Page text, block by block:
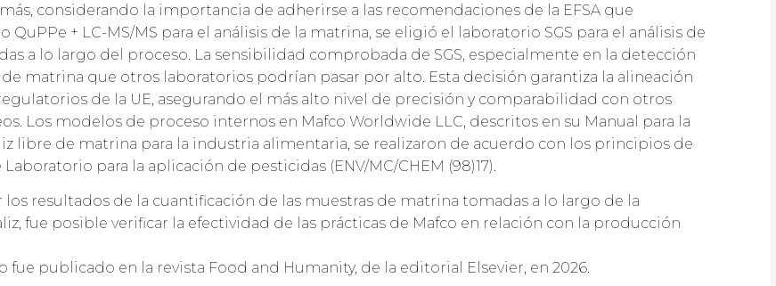
considerando la importancia de adherirse a las recomendaciones de la EFSA que
QuPPe + LC-MS/MS para el análisis de la matrina, se eligió el laboratorio SGS para el análisis de
a lo largo del proceso. La sensibilidad comprobada de SGS, especialmente en la detección
matrina que otros laboratorios podrían pasar por alto. Esta decisión garantiza la alineación
de la UE, asegurando el más alto nivel de precisión y comparabilidad con otros
Los modelos de proceso internos en Mafco Worldwide LLC, descritos en su Manual para la
libre de matrina para la industria alimentaria, se realizaron de acuerdo con los principios de
Laboratorio para la aplicación de pesticidas (ENV/MC/CHEM (98)17).
los resultados de la cuantificación de las muestras de matrina tomadas a lo largo de la
fue posible verificar la efectividad de las prácticas de Mafco en relación con la producción
fue publicado en la revista Food and Humanity, de la editorial Elsevier, en 2026.